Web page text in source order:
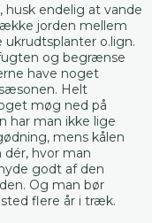
husk endelig at vande
jorden mellem
o.lign.
og begrænse
have noget
Helt
møg ned på
har man ikke lige
mens kålen
dér, hvor man
godt af den
Og man bør
flere år i træk.